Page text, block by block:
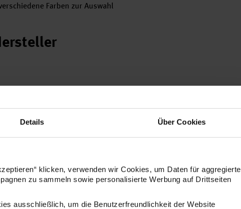
Details Über Cookies
klicken, verwenden wir Cookies, um Daten für aggregierte
zu sammeln sowie personalisierte Werbung auf Drittseiten
ausschließlich, um die Benutzerfreundlichkeit der Website
Farben zur Auswahl